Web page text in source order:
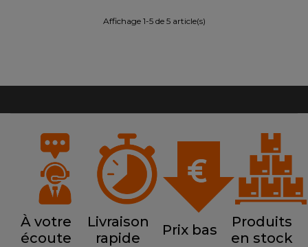
Affichage 1-5 de 5 article(s)
À votre
écoute
Livraison
rapide
Prix bas
Produits
en stock